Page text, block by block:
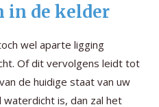
in de kelder
wel aparte ligging
Of dit vervolgens leidt tot
de huidige staat van uw
is, dan zal het